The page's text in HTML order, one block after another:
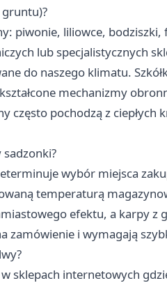
piwonie, liliowce,
lub specjalistycznych
do naszego klimatu.
mechanizmy
często pochodzą z ciepłych
wybór miejsca
temperaturą
efektu, a karpy z
zamówienie i wymagają
sklepach internetowych